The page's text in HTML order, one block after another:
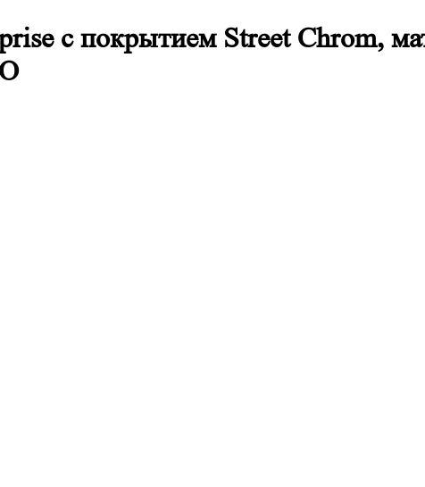
с покрытием Street Chrom,